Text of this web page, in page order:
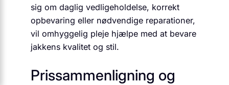
sig om daglig vedligeholdelse, korrekt
opbevaring eller nødvendige reparationer,
vil omhyggelig pleje hjælpe med at bevare
jakkens kvalitet og stil.
Prissammenligning og